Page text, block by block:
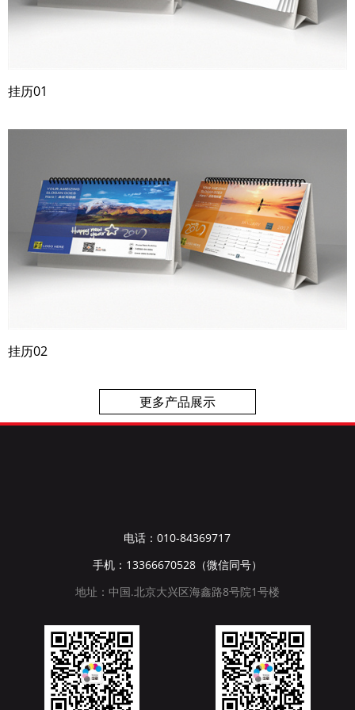
挂历01
挂历02
更多产品展示
电话：010-84369717
手机：13366670528（微信同号）
地址：中国.北京大兴区海鑫路8号院1号楼